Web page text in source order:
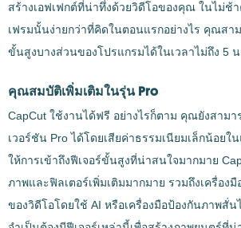
สร้างเอฟเฟกต์ที่น่าทึ่งด้วยวิดีโอของคุณ ในไม่ช้
เฟรมนั้นง่ายกว่าที่คิดในตอนแรกอย่างไร คุณสา
ขั้นสูงบางส่วนของโปรแกรมได้ในเวลาไม่ถึง 5
คุณสมบัติเพิ่มเติมในรุ่น Pro
CapCut ใช้งานได้ฟรี อย่างไรก็ตาม คุณยังสาม
เวอร์ชัน Pro ได้โดยเสียค่าธรรมเนียมเล็กน้อยใ
ให้การเข้าถึงฟีเจอร์ขั้นสูงที่น่าสนใจมากมาย
ภาพและฟิลเตอร์เพิ่มเติมมากมาย รวมถึงเครื่องมื
ของวิดีโอโดยใช้ AI หรือเครื่องมือป้องกันภาพสั่